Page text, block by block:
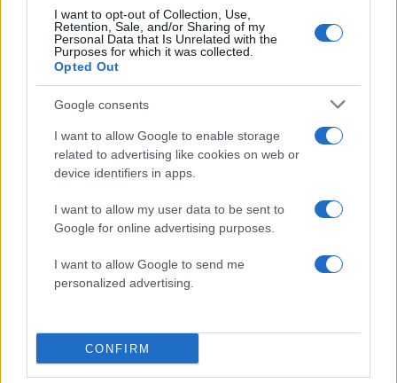
I want to opt-out of Collection, Use,
Retention, Sale, and/or Sharing of my
Personal Data that Is Unrelated with the
Purposes for which it was collected.
Opted Out
Google consents
I want to allow Google to enable storage
related to advertising like cookies on web or
device identifiers in apps.
I want to allow my user data to be sent to
Google for online advertising purposes.
I want to allow Google to send me
personalized advertising.
CONFIRM
του, Γωγώ Μπαλή
Γιάννης Παπαμιχαήλ: «Η απαγόρευση
αφορά στη χρήση της εικόνας και της
φωνής της Αλίκης Βουγιουκλάκη μέσω AI»
Πιο σχολιασμένα
Στην Κρήτη ο Κυριάκος Μητσοτάκης,
Πού βρέθηκε το Σάββατο
Το οικονομικό πρόγραμμα της ΕΛΑΣ που
θα παρουσιάσει ο Αλέξης Τσίπρας στη
Θεσσαλονίκη: Σχέδιο τετραετίας
Ο Φειδίας Παναγιώτου πήγε με σορτσάκι
– Σολωμού
79 ΕΛΑΣ: Ο Αλέξης Δέδες ο πρώτος